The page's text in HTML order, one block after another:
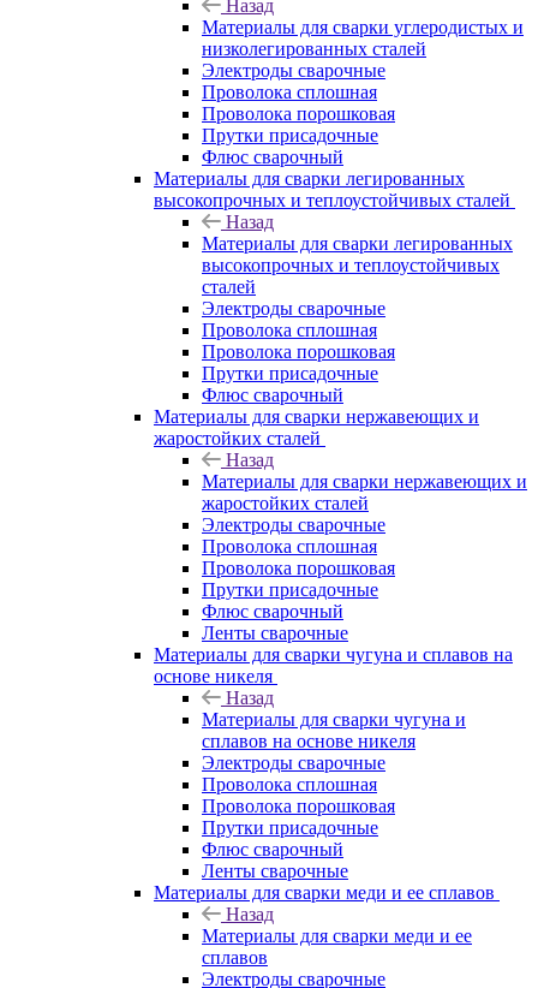
Назад
Материалы для сварки углеродистых и
низколегированных сталей
Электроды сварочные
Проволока сплошная
Проволока порошковая
Прутки присадочные
Флюс сварочный
Материалы для сварки легированных
высокопрочных и теплоустойчивых сталей
Назад
Материалы для сварки легированных
высокопрочных и теплоустойчивых
сталей
Электроды сварочные
Проволока сплошная
Проволока порошковая
Прутки присадочные
Флюс сварочный
Материалы для сварки нержавеющих и
жаростойких сталей
Назад
Материалы для сварки нержавеющих и
жаростойких сталей
Электроды сварочные
Проволока сплошная
Проволока порошковая
Прутки присадочные
Флюс сварочный
Ленты сварочные
Материалы для сварки чугуна и сплавов на
основе никеля
Назад
Материалы для сварки чугуна и
сплавов на основе никеля
Электроды сварочные
Проволока сплошная
Проволока порошковая
Прутки присадочные
Флюс сварочный
Ленты сварочные
Материалы для сварки меди и ее сплавов
Назад
Материалы для сварки меди и ее
сплавов
Электроды сварочные